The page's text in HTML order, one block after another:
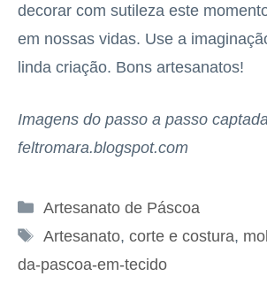
decorar com sutileza este
em nossas vidas. Use a
linda criação. Bons artesanatos!
Imagens do passo a passo
feltromara.blogspot.com
Categorias
Artesanato de Páscoa
Tags
Artesanato, corte e costura,
da-pascoa-em-tecido